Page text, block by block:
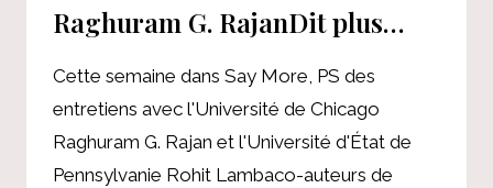
Raghuram G. RajanDit plus…
Cette semaine dans Say More, PS des
entretiens avec l'Université de Chicago
Raghuram G. Rajan et l'Université d'État de
Pennsylvanie Rohit Lambaco-auteurs de